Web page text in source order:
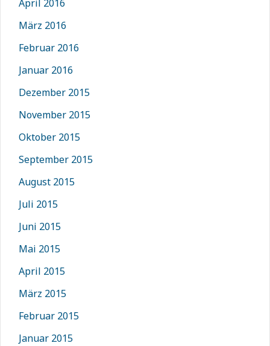
April 2016
März 2016
Februar 2016
Januar 2016
Dezember 2015
November 2015
Oktober 2015
September 2015
August 2015
Juli 2015
Juni 2015
Mai 2015
April 2015
März 2015
Februar 2015
Januar 2015